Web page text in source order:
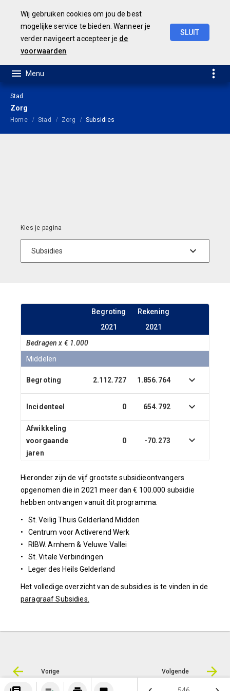
Wij gebruiken cookies om jou de best
mogelijke service te bieden. Wanneer je
verder navigeert accepteer je de
voorwaarden
SLUIT
Stad
Zorg
Home Stad Zorg Subsidies
Begroting
Rekening
2021
2021
Bedragen x € 1.000
Middelen
Begroting 2.112.727 1.856.764
Incidenteel 0 654.792
Afwikkeling
voorgaande
jaren
0 -70.273
Hieronder zijn de vijf grootste subsidieontvangers
opgenomen die in 2021 meer dan € 100.000 subsidie
hebben ontvangen vanuit dit programma.
• St. Veilig Thuis Gelderland Midden
• Centrum voor Activerend Werk
• RIBW. Arnhem & Veluwe Vallei
• St. Vitale Verbindingen
• Leger des Heils Gelderland
Het volledige overzicht van de subsidies is te vinden in de
paragraaf Subsidies.
Vorige Volgende